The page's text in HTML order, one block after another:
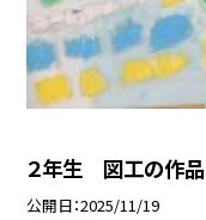
２年生 図工の作品
公開日 2025/11/19